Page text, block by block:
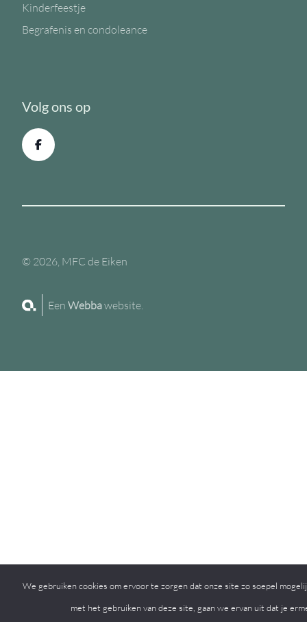
Kinderfeestje
Begrafenis en condoleance
Volg ons op
© 2026, MFC de Eiken
EenWebbawebsite.
We gebruiken cookies om ervoor te zorgen dat onze site zo soepel
met het gebruiken van deze site, gaan we ervan uit dat je